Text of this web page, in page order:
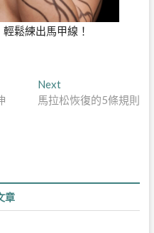
鬆練出馬甲線！
NextNext
post:
馬拉松恢復的5條規則
章